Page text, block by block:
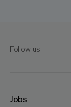
Follow us
Jobs